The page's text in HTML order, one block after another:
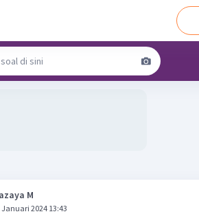
M
Januari 2024 13:43